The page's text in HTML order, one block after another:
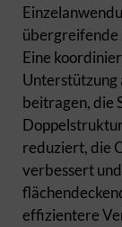
übergreifende
Eine
Unterstützung
beitragen, die
reduziert, die
verbessert
effizientere